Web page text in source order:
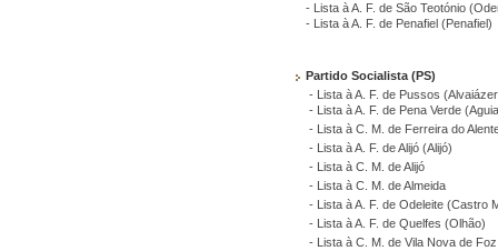
- Lista à A. F. de São Teotónio
- Lista à A. F. de Penafiel (Penafiel)
Partido Socialista (PS)
- Lista à A. F. de Pussos
- Lista à A. F. de Pena Verde
- Lista à C. M. de Ferreira do
- Lista à A. F. de Alijó (Alijó)
- Lista à C. M. de Alijó
- Lista à C. M. de Almeida
- Lista à A. F. de Odeleite (Castro
- Lista à A. F. de Quelfes (Olhão)
- Lista à C. M. de Vila Nova de